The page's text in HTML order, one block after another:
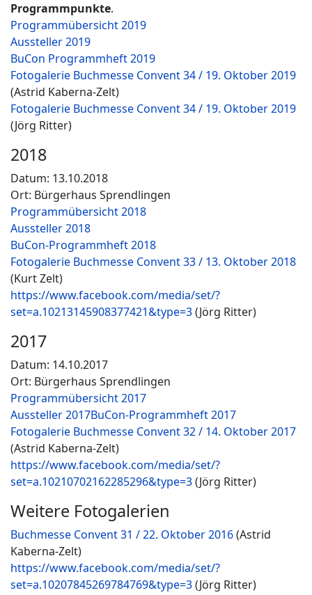
Programmpunkte.
Programmübersicht 2019
Aussteller 2019
BuCon Programmheft 2019
Fotogalerie Buchmesse Convent 34 / 19. Oktober 2019
(Astrid Kaberna-Zelt)
Fotogalerie Buchmesse Convent 34 / 19. Oktober 2019
(Jörg Ritter)
2018
Datum: 13.10.2018
Ort: Bürgerhaus Sprendlingen
Programmübersicht 2018
Aussteller 2018
BuCon-Programmheft 2018
Fotogalerie Buchmesse Convent 33 / 13. Oktober 2018
(Kurt Zelt)
https://www.facebook.com/media/set/?
set=a.10213145908377421&type=3(Jörg Ritter)
2017
Datum: 14.10.2017
Ort: Bürgerhaus Sprendlingen
Programmübersicht 2017
Aussteller 2017BuCon-Programmheft 2017
Fotogalerie Buchmesse Convent 32 / 14. Oktober 2017
(Astrid Kaberna-Zelt)
https://www.facebook.com/media/set/?
set=a.10210702162285296&type=3(Jörg Ritter)
Weitere Fotogalerien
Buchmesse Convent 31 / 22. Oktober 2016(Astrid
Kaberna-Zelt)
https://www.facebook.com/media/set/?
set=a.10207845269784769&type=3(Jörg Ritter)